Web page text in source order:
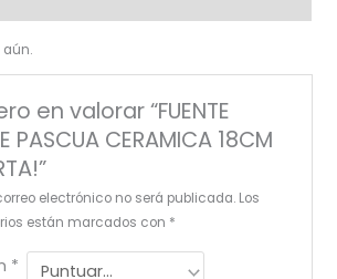
aún.
en valorar “FUENTE
PASCUA CERAMICA 18CM
electrónico no será publicada. Los
están marcados con *
*